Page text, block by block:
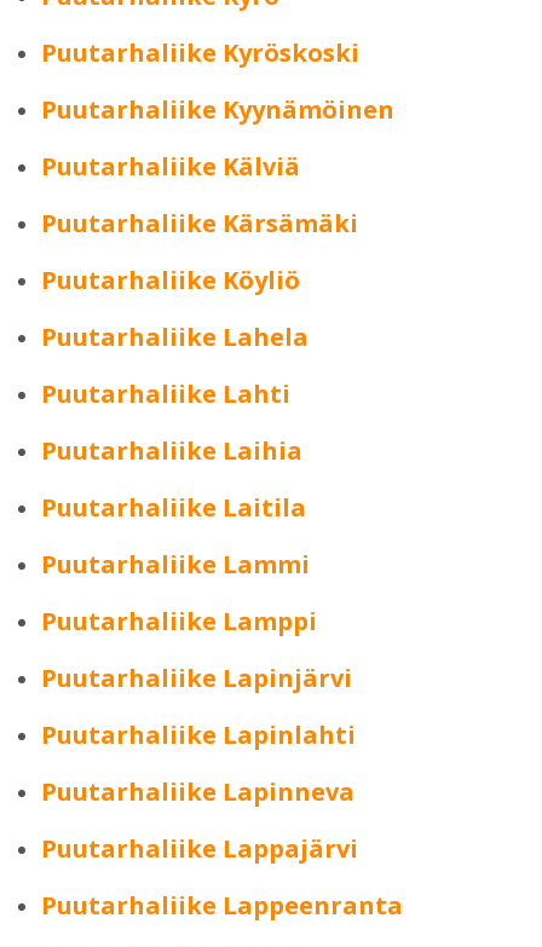
Puutarhaliike Kyröskoski
Puutarhaliike Kyynämöinen
Puutarhaliike Kälviä
Puutarhaliike Kärsämäki
Puutarhaliike Köyliö
Puutarhaliike Lahela
Puutarhaliike Lahti
Puutarhaliike Laihia
Puutarhaliike Laitila
Puutarhaliike Lammi
Puutarhaliike Lamppi
Puutarhaliike Lapinjärvi
Puutarhaliike Lapinlahti
Puutarhaliike Lapinneva
Puutarhaliike Lappajärvi
Puutarhaliike Lappeenranta